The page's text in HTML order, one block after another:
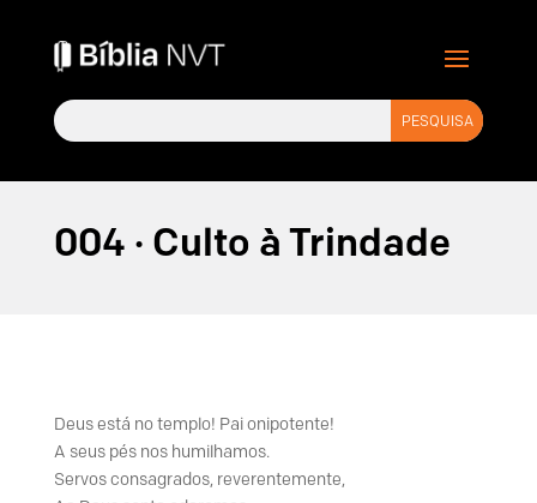
004 · Culto à Trindade
Deus está no templo! Pai onipotente!
A seus pés nos humilhamos.
Servos consagrados, reverentemente,